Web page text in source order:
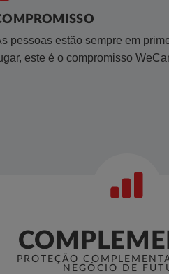
pessoas estão sempre em
este é o compromisso
PROTEÇÃO
NEGÓCIO DE